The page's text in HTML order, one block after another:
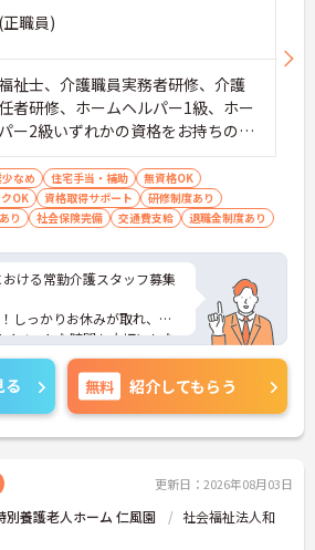
職員)
祉士、介護職員実務者研修、介護
者研修、ホームヘルパー1級、ホー
ー2級いずれかの資格をお持ちの方
あれば尚可 ■普通自動車運転免許
可）
なめ 住宅手当・補助
無資格OK
OK 資格取得サポート
研修制度あり
り
社会保険完備 交通費支給 退職金制度あり
ける常勤介護スタッフ募集
しっかりお休みが取れ、残
ベートな時間も大切にしな
のポイントなど、さらに詳
気軽にご相談ください。
る 無料 紹介してもらう
更新日：2026年08月03日
別養護老人ホーム 仁風園
社会福祉法人和